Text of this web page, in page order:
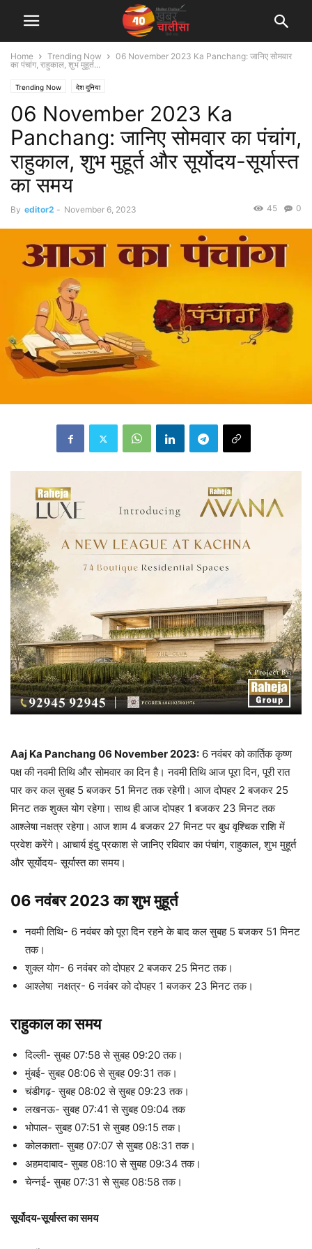
Home Trending Now
06 November 2023 Ka Panchang: जानिए सोमवार
का पंचांग, राहुकाल, शुभ मुहूर्त...
Trending Now देश दुनिया
06 November 2023 Ka
Panchang: जानिए सोमवार का पंचांग,
राहुकाल, शुभ मुहूर्त और सूर्योदय-सूर्यास्त
का समय
By editor2 - November 6, 2023 0
45
Aaj Ka Panchang 06 November 2023: 6 नवंबर को कार्तिक कृष्ण
पक्ष की नवमी तिथि और सोमवार का दिन है। नवमी तिथि आज पूरा दिन, पूरी रात
पार कर कल सुबह 5 बजकर 51 मिनट तक रहेगी। आज दोपहर 2 बजकर 25
मिनट तक शुक्ल योग रहेगा। साथ ही आज दोपहर 1 बजकर 23 मिनट तक
आश्लेषा नक्षत्र रहेगा। आज शाम 4 बजकर 27 मिनट पर बुध वृश्चिक राशि में
प्रवेश करेंगे। आचार्य इंदु प्रकाश से जानिए रविवार का पंचांग, राहुकाल, शुभ मुहूर्त
और सूर्योदय- सूर्यास्त का समय।
06 नवंबर 2023 का शुभ मुहूर्त
नवमी तिथि- 6 नवंबर को पूरा दिन रहने के बाद कल सुबह 5 बजकर 51 मिनट
तक।
शुक्ल योग- 6 नवंबर को दोपहर 2 बजकर 25 मिनट तक।
आश्लेषा नक्षत्र- 6 नवंबर को दोपहर 1 बजकर 23 मिनट तक।
राहुकाल का समय
दिल्ली- सुबह 07:58 से सुबह 09:20 तक।
मुंबई- सुबह 08:06 से सुबह 09:31 तक।
चंडीगढ़- सुबह 08:02 से सुबह 09:23 तक।
लखनऊ- सुबह 07:41 से सुबह 09:04 तक
भोपाल- सुबह 07:51 से सुबह 09:15 तक।
कोलकाता- सुबह 07:07 से सुबह 08:31 तक।
अहमदाबाद- सुबह 08:10 से सुबह 09:34 तक।
चेन्नई- सुबह 07:31 से सुबह 08:58 तक।
सूर्योदय-सूर्यास्त का समय